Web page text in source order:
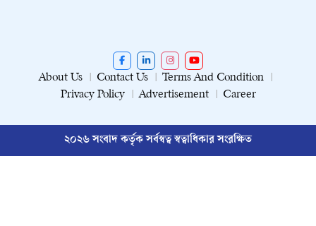
About Us Contact Us
Terms And Condition
Privacy Policy
Advertisement Career
২০২৬ সংবাদ কর্তৃক সর্বস্বত্ব স্বত্বাধিকার সংরক্ষিত